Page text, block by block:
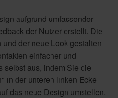
aufgrund umfassender
der Nutzer erstellt. Die
der neue Look gestalten
einfacher und
selbst aus, indem Sie die
in der unteren linken Ecke
das neue Design umstellen.